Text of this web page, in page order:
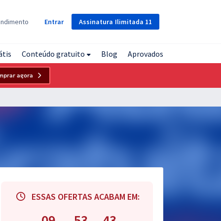
Assinatura Ilimitada 11
Entrar
Conteúdo gratuito Blog Aprovados
agora
ESSAS OFERTAS ACABAM EM: